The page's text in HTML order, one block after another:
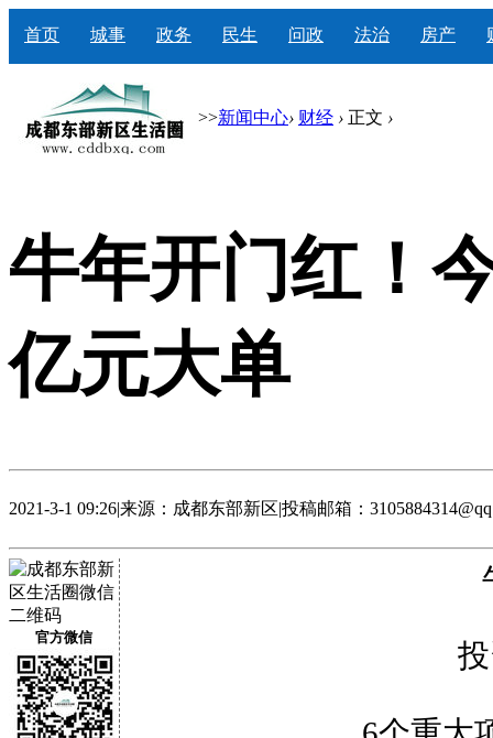
首页 城事 政务 民生 问政 法治 房产
>>新闻中心› 财经 › 正文 ›
牛年开门红！
亿元大单
2021-3-1 09:26|来源：成都东部新区|投稿邮箱：
官方微信
牛
投